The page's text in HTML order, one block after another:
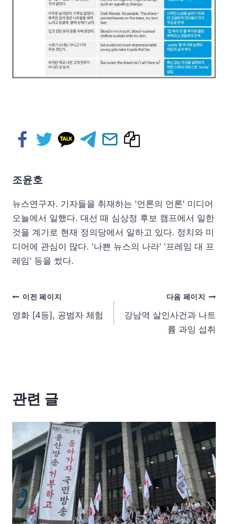
조윤호
뉴스연구자. 기자들을 취재하는 '언론의 언론' 미디어
오늘에서 일했다. 대선 때 심상정 후보 캠프에서 일한
것을 계기로 현재 정의당에서 일하고 있다. 정치와 미
디어에 관심이 많다. '나쁜 뉴스의 나라' '프레임 대 프
레임' 등을 썼다.
이전 페이지
영화 [4등], 공범자 체험
다음 페이지
강남역 살인사건과 나트
륨 과잉 섭취
관련 글